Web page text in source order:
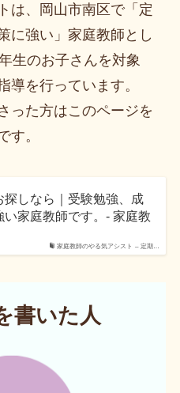
は、岡山市南区で「定
に強い」家庭教師とし
生のお子さんを対象
導を行っています。
った方はこのページを
す。
家庭教師のやる気アシスト – 定期…
しなら｜受験勉強、成
家庭教師です。- 家庭教
書いた人